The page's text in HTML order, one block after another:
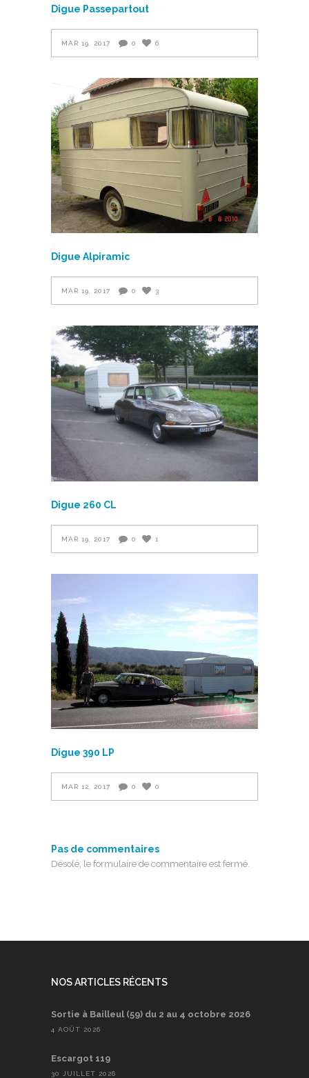
Digue Passepartout
MAR 19, 2017 0 6
Digue Alpiramic
MAR 19, 2017 0 3
Digue 260 CL
MAR 19, 2017 0 1
Digue 390 LP
MAR 12, 2017 0 0
Pas de commentaires
Désolé, le formulaire de commentaire est fermé.
NOS ARTICLES RÉCENTS
Sortie à Bailleul (59) du 2 au 4 octobre 2026
4 AOÛT 2026
Escargot 119
30 JUILLET 2026